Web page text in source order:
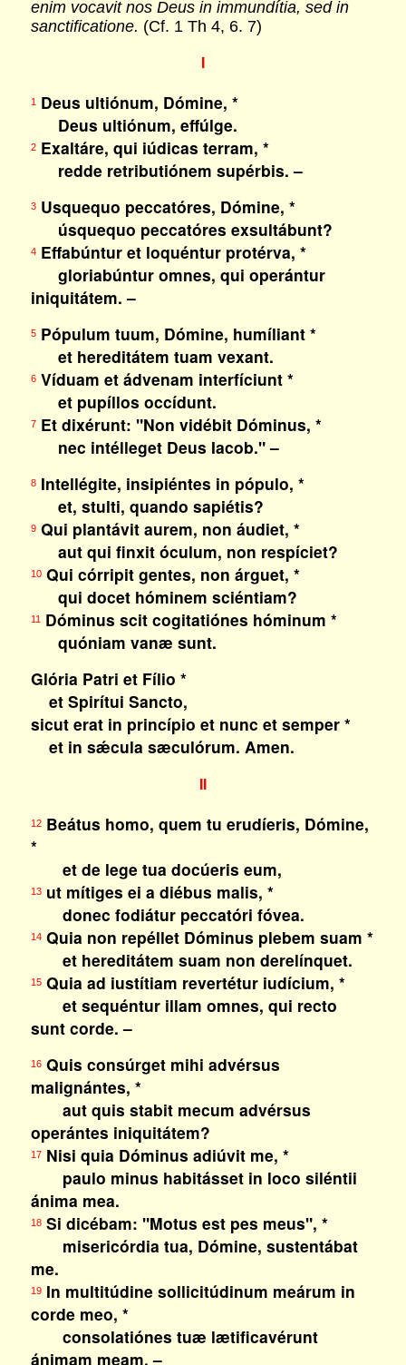
enim vocavit nos Deus in immundítia, sed in
sanctificatione. (Cf. 1 Th 4, 6. 7)
I
1Deus ultiónum, Dómine, *
Deus ultiónum, effúlge.
2Exaltáre, qui iúdicas terram, *
redde retributiónem supérbis. –
3Usquequo peccatóres, Dómine, *
úsquequo peccatóres exsultábunt?
4Effabúntur et loquéntur protérva, *
gloriabúntur omnes, qui operántur
iniquitátem. –
5Pópulum tuum, Dómine, humíliant *
et hereditátem tuam vexant.
6Víduam et ádvenam interfíciunt *
et pupíllos occídunt.
7Et dixérunt: "Non vidébit Dóminus, *
nec intélleget Deus Iacob." –
8Intellégite, insipiéntes in pópulo, *
et, stulti, quando sapiétis?
9Qui plantávit aurem, non áudiet, *
aut qui finxit óculum, non respíciet?
10Qui córripit gentes, non árguet, *
qui docet hóminem sciéntiam?
11Dóminus scit cogitatiónes hóminum *
quóniam vanæ sunt.
Glória Patri et Fílio *
et Spirítui Sancto,
sicut erat in princípio et nunc et semper *
et in sǽcula sæculórum. Amen.
II
12Beátus homo, quem tu erudíeris, Dómine,
*
et de lege tua docúeris eum,
13ut mítiges ei a diébus malis, *
donec fodiátur peccatóri fóvea.
14Quia non repéllet Dóminus plebem suam *
et hereditátem suam non derelínquet.
15Quia ad iustítiam revertétur iudícium, *
et sequéntur illam omnes, qui recto
sunt corde. –
16Quis consúrget mihi advérsus
malignántes, *
aut quis stabit mecum advérsus
operántes iniquitátem?
17Nisi quia Dóminus adiúvit me, *
paulo minus habitásset in loco siléntii
ánima mea.
18Si dicébam: "Motus est pes meus", *
misericórdia tua, Dómine, sustentábat
me.
19In multitúdine sollicitúdinum meárum in
corde meo, *
consolatiónes tuæ lætificavérunt
ánimam meam. –